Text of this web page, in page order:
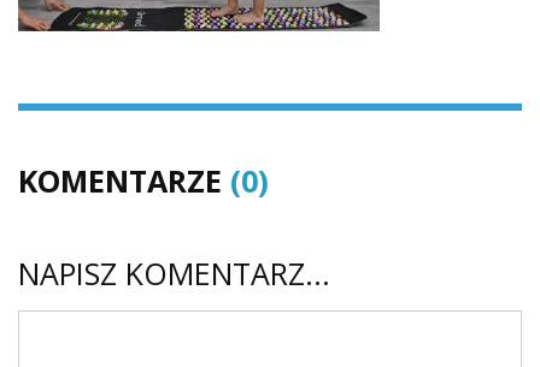
KOMENTARZE (0)
NAPISZ KOMENTARZ...